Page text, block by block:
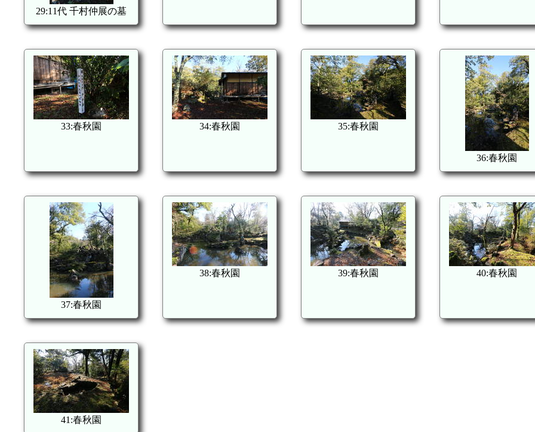
29:11代 千村仲展の墓
33:春秋園 34:春秋園 35:春秋園
36:春秋園
37:春秋園
38:春秋園 39:春秋園 40:春秋園
41:春秋園